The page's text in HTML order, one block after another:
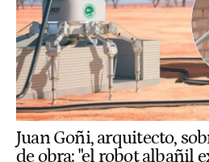
Juan Goñi, arquitecto,
de obra: "el robot albañil